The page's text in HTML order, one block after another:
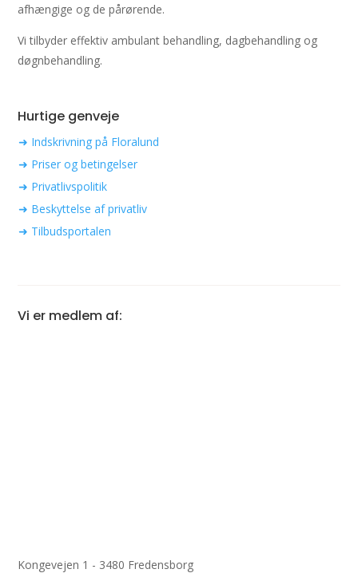
afhængige og de pårørende.
Vi tilbyder effektiv ambulant behandling, dagbehandling og
døgnbehandling.
Hurtige genveje
➜ Indskrivning på Floralund
➜ Priser og betingelser
➜ Privatlivspolitik
➜ Beskyttelse af privatliv
➜ Tilbudsportalen
Vi er medlem af:
Kongevejen 1 - 3480 Fredensborg